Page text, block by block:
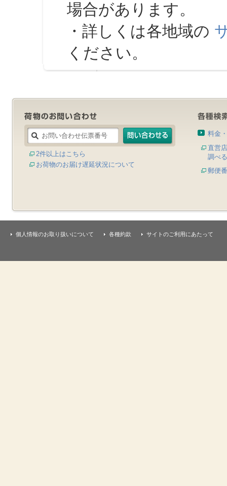
場合があります。
・詳しくは各地域の
ください。
2件以上はこちら
お荷物のお届け遅延状況について
料金
直営
調べる
郵便
個人情報のお取り扱いについて 各種約款 サイトのご利用にあたって